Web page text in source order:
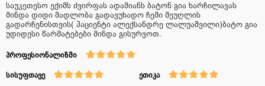
საუკეთესო ექიმს ძვირფას ადამიანს ბატონ გია ხარჩილავას
მინდა დიდი მადლობა გადავუხადო ჩემი მეუღლის
გადარჩენისთვის( პაციენტი ალექსანდრე ლალუაშვილი)ბატო გია
უდიდესი წარმატებები მინდა გისურვოთ.
პროფესიონალიზმი
სისუფთავე ეთიკა